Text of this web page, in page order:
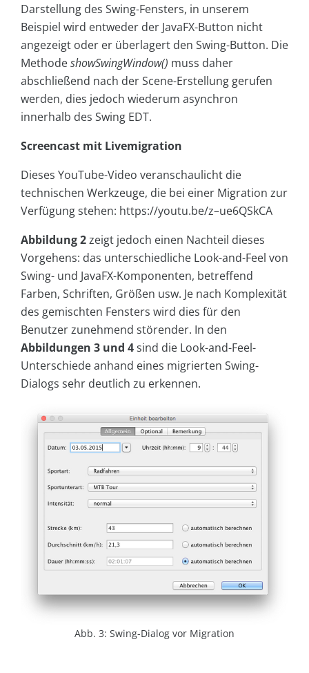
Darstellung des Swing-Fensters, in unserem
Beispiel wird entweder der JavaFX-Button nicht
angezeigt oder er überlagert den Swing-Button. Die
MethodeshowSwingWindow() muss daher
abschließend nach derScene-Erstellung gerufen
werden, dies jedoch wiederum asynchron
innerhalb des Swing EDT.
Screencast mit Livemigration
Dieses YouTube-Video veranschaulicht die
technischen Werkzeuge, die bei einer Migration zur
Verfügung stehen: https://youtu.be/z–ue6QSkCA
Abbildung 2zeigt jedoch einen Nachteil dieses
Vorgehens: das unterschiedliche Look-and-Feel von
Swing- und JavaFX-Komponenten, betreffend
Farben, Schriften, Größen usw. Je nach Komplexität
des gemischten Fensters wird dies für den
Benutzer zunehmend störender. In den
Abbildungen 3 und 4sind die Look-and-Feel-
Unterschiede anhand eines migrierten Swing-
Dialogs sehr deutlich zu erkennen.
Abb. 3: Swing-Dialog vor Migration